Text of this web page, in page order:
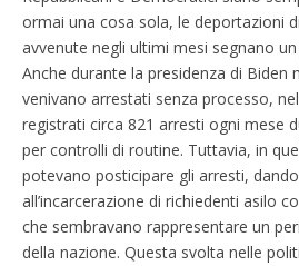
ormai una cosa sola, le deportazioni
avvenute negli ultimi mesi segnano
Anche durante la presidenza di Biden
venivano arrestati senza processo,
registrati circa 821 arresti ogni mese
per controlli di routine. Tuttavia, in
potevano posticipare gli arresti,
all’incarcerazione di richiedenti asilo
che sembravano rappresentare un
della nazione. Questa svolta nelle